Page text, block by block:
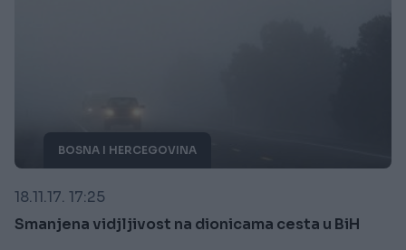
BOSNA I HERCEGOVINA
18.11.17. 17:25
Smanjena vidjljivost na dionicama cesta u BiH